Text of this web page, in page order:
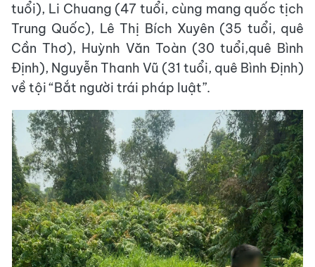
tuổi), Li Chuang (47 tuổi, cùng mang quốc tịch
Trung Quốc), Lê Thị Bích Xuyên (35 tuổi, quê
Cần Thơ), Huỳnh Văn Toàn (30 tuổi,quê Bình
Định), Nguyễn Thanh Vũ (31 tuổi, quê Bình Định)
về tội “Bắt người trái pháp luật”.